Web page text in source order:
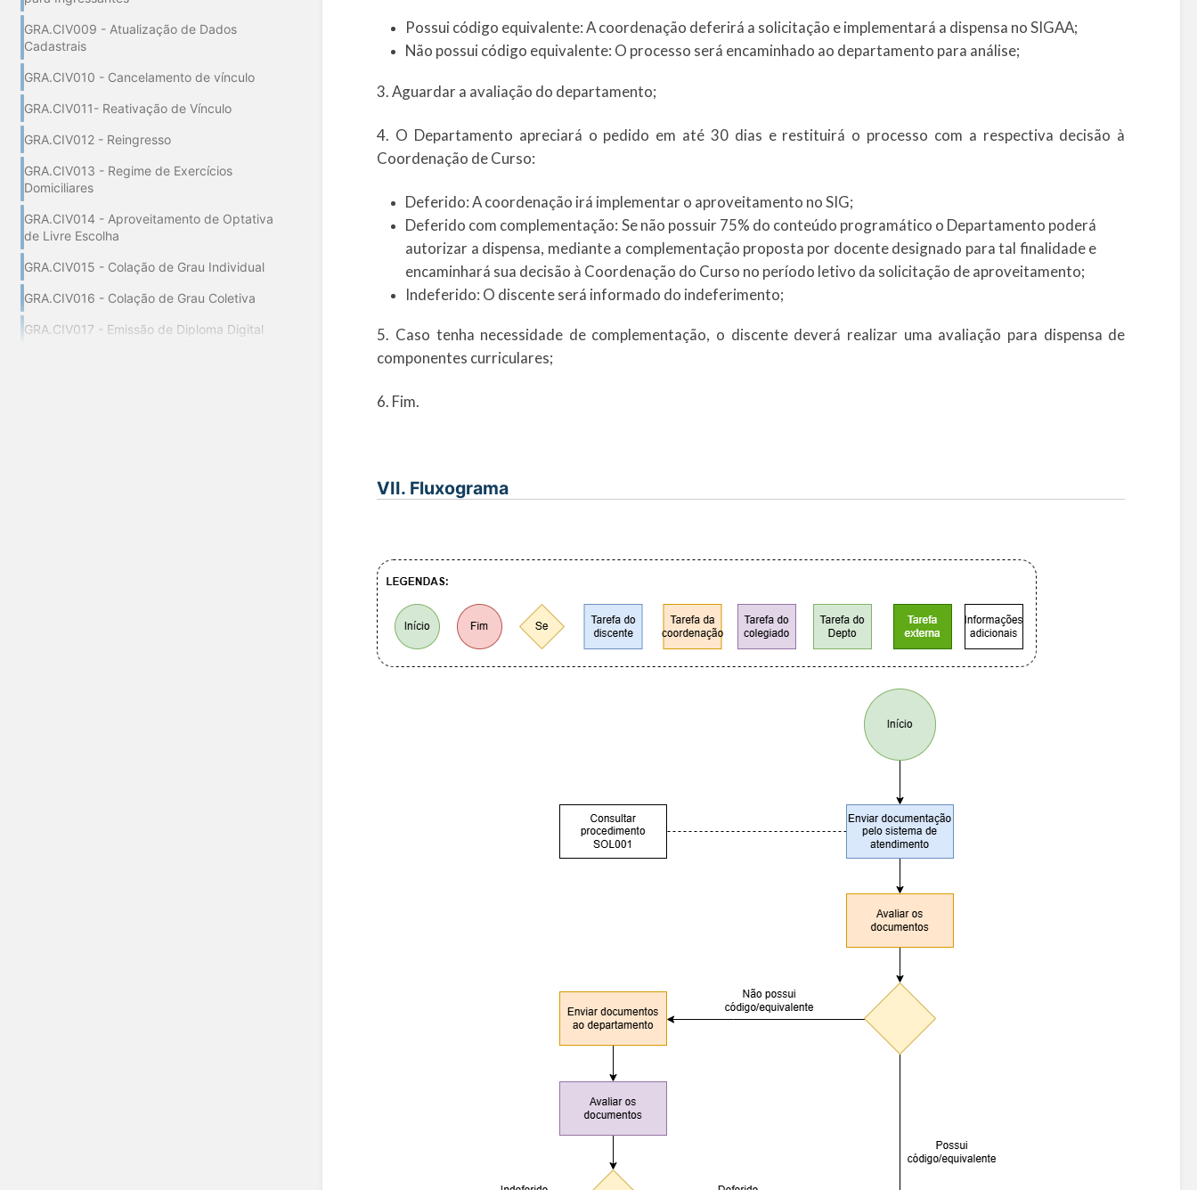
GRA.CIV009 - Atualização de Dados
Cadastrais
GRA.CIV010 - Cancelamento de vínculo
GRA.CIV011- Reativação de Vínculo
GRA.CIV012 - Reingresso
GRA.CIV013 - Regime de Exercícios
Domiciliares
GRA.CIV014 - Aproveitamento de Optativa
de Livre Escolha
GRA.CIV015 - Colação de Grau Individual
GRA.CIV016 - Colação de Grau Coletiva
GRA.CIV017 - Emissão de Diploma Digital
Possui código equivalente: A coordenação deferirá a solicitação e implementará a dispensa no SIGAA;
Não possui código equivalente: O processo será encaminhado ao departamento para análise;
3. Aguardar a avaliação do departamento;
4. O Departamento apreciará o pedido em até 30 dias e restituirá o processo com a respectiva decisão à
Coordenação de Curso:
Deferido: A coordenação irá implementar o aproveitamento no SIG;
Deferido com complementação: Se não possuir 75% do conteúdo programático o Departamento poderá
autorizar a dispensa, mediante a complementação proposta por docente designado para tal finalidade e
encaminhará sua decisão à Coordenação do Curso no período letivo da solicitação de aproveitamento;
Indeferido: O discente será informado do indeferimento;
5. Caso tenha necessidade de complementação, o discente deverá realizar uma avaliação para dispensa de
componentes curriculares;
6. Fim.
VII. Fluxograma